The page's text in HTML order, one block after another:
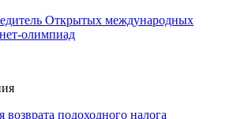
Открытых международных
олимпиад
подоходного налога